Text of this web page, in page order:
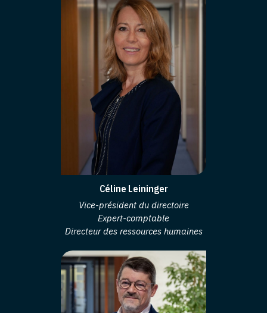
Céline Leininger
Vice-président du directoire
Expert-comptable
Directeur des ressources humaines